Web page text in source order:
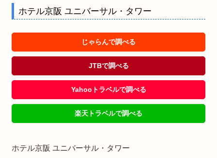
ホテル京阪 ユニバーサル・タワー
じゃらんで調べる
JTBで調べる
Yahooトラベルで調べる
楽天トラベルで調べる
ホテル京阪 ユニバーサル・タワー